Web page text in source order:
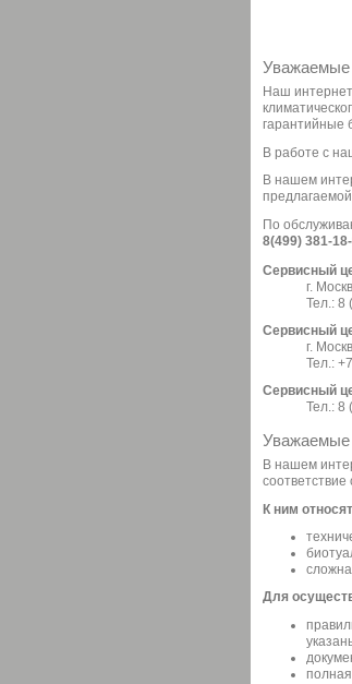
Уважаемые
Наш
гарантийные
В работе с
В нашем
По
8(499) 381-
Сервисный
г.
Тел.: 8
Сервисный
г.
Тел.:
Сервисный
Тел.: 8
Уважаемые
В нашем
К ним
Для